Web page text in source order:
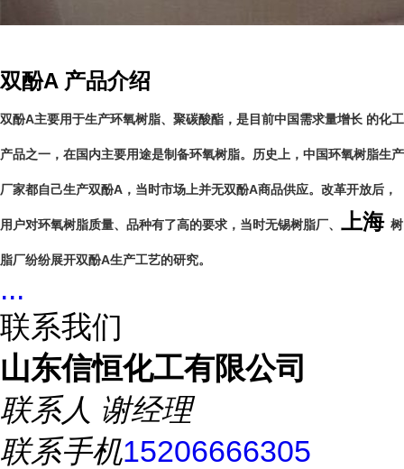
双酚A 产品介绍
双酚A主要用于生产环氧树脂、聚碳酸酯，是目前中国需求量增长 的化工
产品之一，在国内主要用途是制备环氧树脂。历史上，中国环氧树脂生产
厂家都自己生产双酚A ，当时市场上并无双酚A商品供应。改革开放后，
用户对环氧树脂质量、品种有了高的要求，当时无锡树脂厂、 上海 树
脂厂纷纷展开双酚A生产工艺的研究。
...
联系我们
山东信恒化工有限公司
联系人 谢经理
联系手机15206666305